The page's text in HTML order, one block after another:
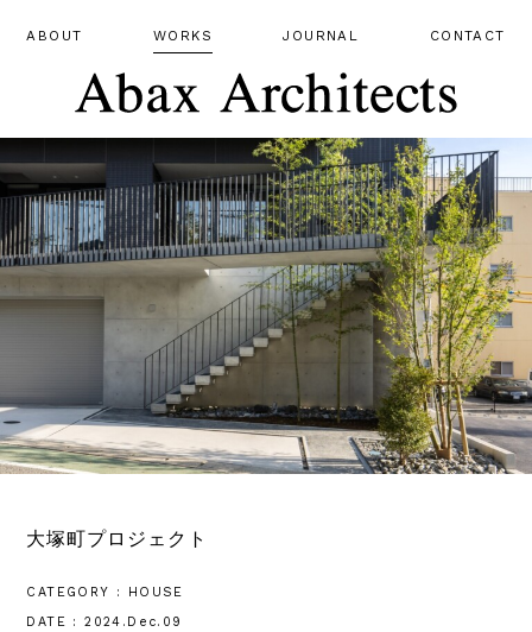
ABOUT WORKS JOURNAL CONTACT
大塚町プロジェクト
CATEGORY : HOUSE
DATE : 2024.Dec.09